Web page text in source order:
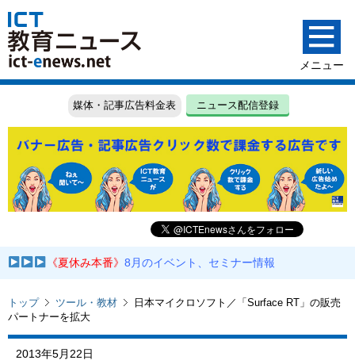
媒体・記事広告料金表 ニュース配信登録
《夏休み本番》8月のイベント、セミナー情報
トップ ツール・教材
日本マイクロソフト／「Surface RT」の販売
パートナーを拡大
2013年5月22日